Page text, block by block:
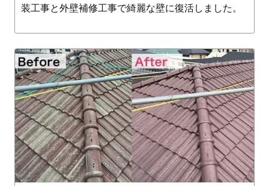
装工事と外壁補修工事で綺麗な壁に復活しました。